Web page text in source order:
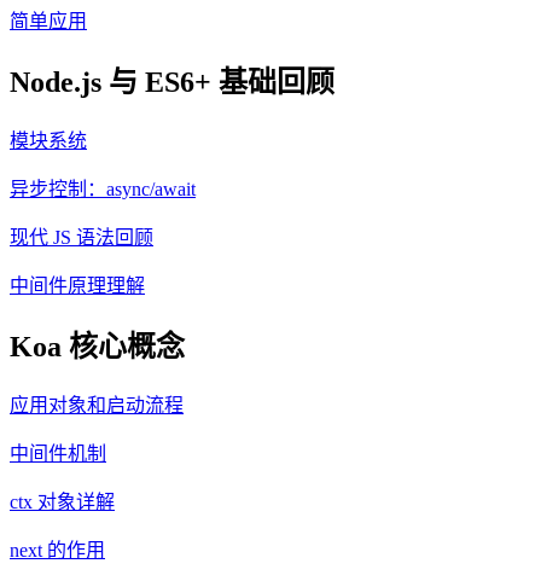
简单应用
Node.js 与 ES6+ 基础回顾
模块系统
异步控制：async/await
现代 JS 语法回顾
中间件原理理解
Koa 核心概念
应用对象和启动流程
中间件机制
ctx 对象详解
next 的作用